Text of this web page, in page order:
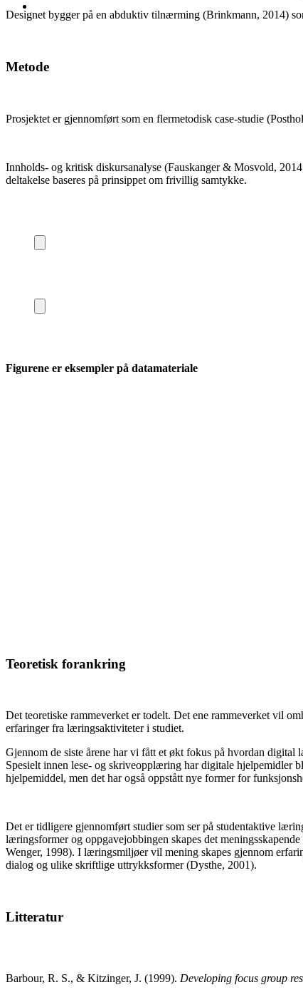
Designet bygger på en abduktiv tilnærming (Brinkmann, 2014)
Metode
Prosjektet er gjennomført som en flermetodisk case-studie
Innholds- og kritisk diskursanalyse (Fauskanger & Mosvold,
deltakelse baseres på prinsippet om frivillig samtykke.
Figurene er eksempler på datamateriale
Teoretisk forankring
Det teoretiske rammeverket er todelt. Det ene rammeverket vil
erfaringer fra læringsaktiviteter i studiet.
Gjennom de siste årene har vi fått et økt fokus på hvordan
Spesielt innen lese- og skriveopplæring har digitale hjelpemidler
hjelpemiddel, men det har også oppstått nye former for
Det er tidligere gjennomført studier som ser på studentaktive
læringsformer og oppgavejobbingen skapes det
Wenger, 1998). I læringsmiljøer vil mening skapes gjennom
dialog og ulike skriftlige uttrykksformer (Dysthe, 2001).
Litteratur
Barbour, R. S., & Kitzinger, J. (1999). Developing focus group